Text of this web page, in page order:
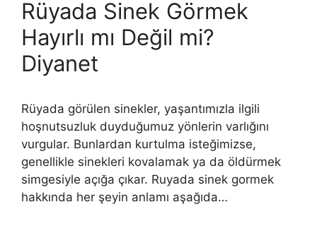
Rüyada Sinek Görmek
Hayırlı mı Değil mi?
Diyanet
Rüyada görülen sinekler, yaşantımızla ilgili
hoşnutsuzluk duyduğumuz yönlerin varlığını
vurgular. Bunlardan kurtulma is­teğimizse,
genellikle sinekleri kovalamak ya da öldürmek
simge­siyle açığa çıkar. Ruyada sinek gormek
hakkında her şeyin anlamı aşağıda…